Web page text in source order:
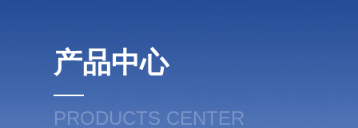
产品中心
PRODUCTS CENTER